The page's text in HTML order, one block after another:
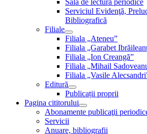
Sala de lectură periodice
Serviciul Evidenţă,
Bibliografică
Filiale
Filiala „Ateneu”
Filiala „Garabet
Filiala „Ion Creangă”
Filiala „Mihail
Filiala „Vasile
Editură
Publicații proprii
Pagina cititorului
Abonamente publicaţii
Servicii
Anuare, bibliografii